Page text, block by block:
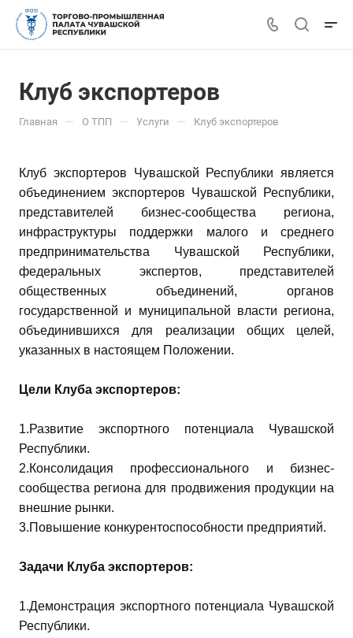
Клуб экспортеров
Главная — О ТПП — Услуги — Клуб экспортеров
Клуб экспортеров Чувашской Республики является
объединением экспортеров Чувашской Республики,
представителей бизнес-сообщества региона,
инфраструктуры поддержки малого и среднего
предпринимательства Чувашской Республики,
федеральных экспертов, представителей
общественных объединений, органов
государственной и муниципальной власти региона,
объединившихся для реализации общих целей,
указанных в настоящем Положении.
Цели Клуба экспортеров:
1.Развитие экспортного потенциала Чувашской
Республики.
2.Консолидация профессионального и бизнес-
сообщества региона для продвижения продукции на
внешние рынки.
3.Повышение конкурентоспособности предприятий.
Задачи Клуба экспортеров:
1.Демонстрация экспортного потенциала Чувашской
Республики.